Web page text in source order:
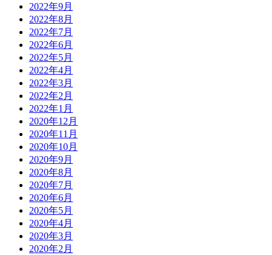
2022年9月
2022年8月
2022年7月
2022年6月
2022年5月
2022年4月
2022年3月
2022年2月
2022年1月
2020年12月
2020年11月
2020年10月
2020年9月
2020年8月
2020年7月
2020年6月
2020年5月
2020年4月
2020年3月
2020年2月